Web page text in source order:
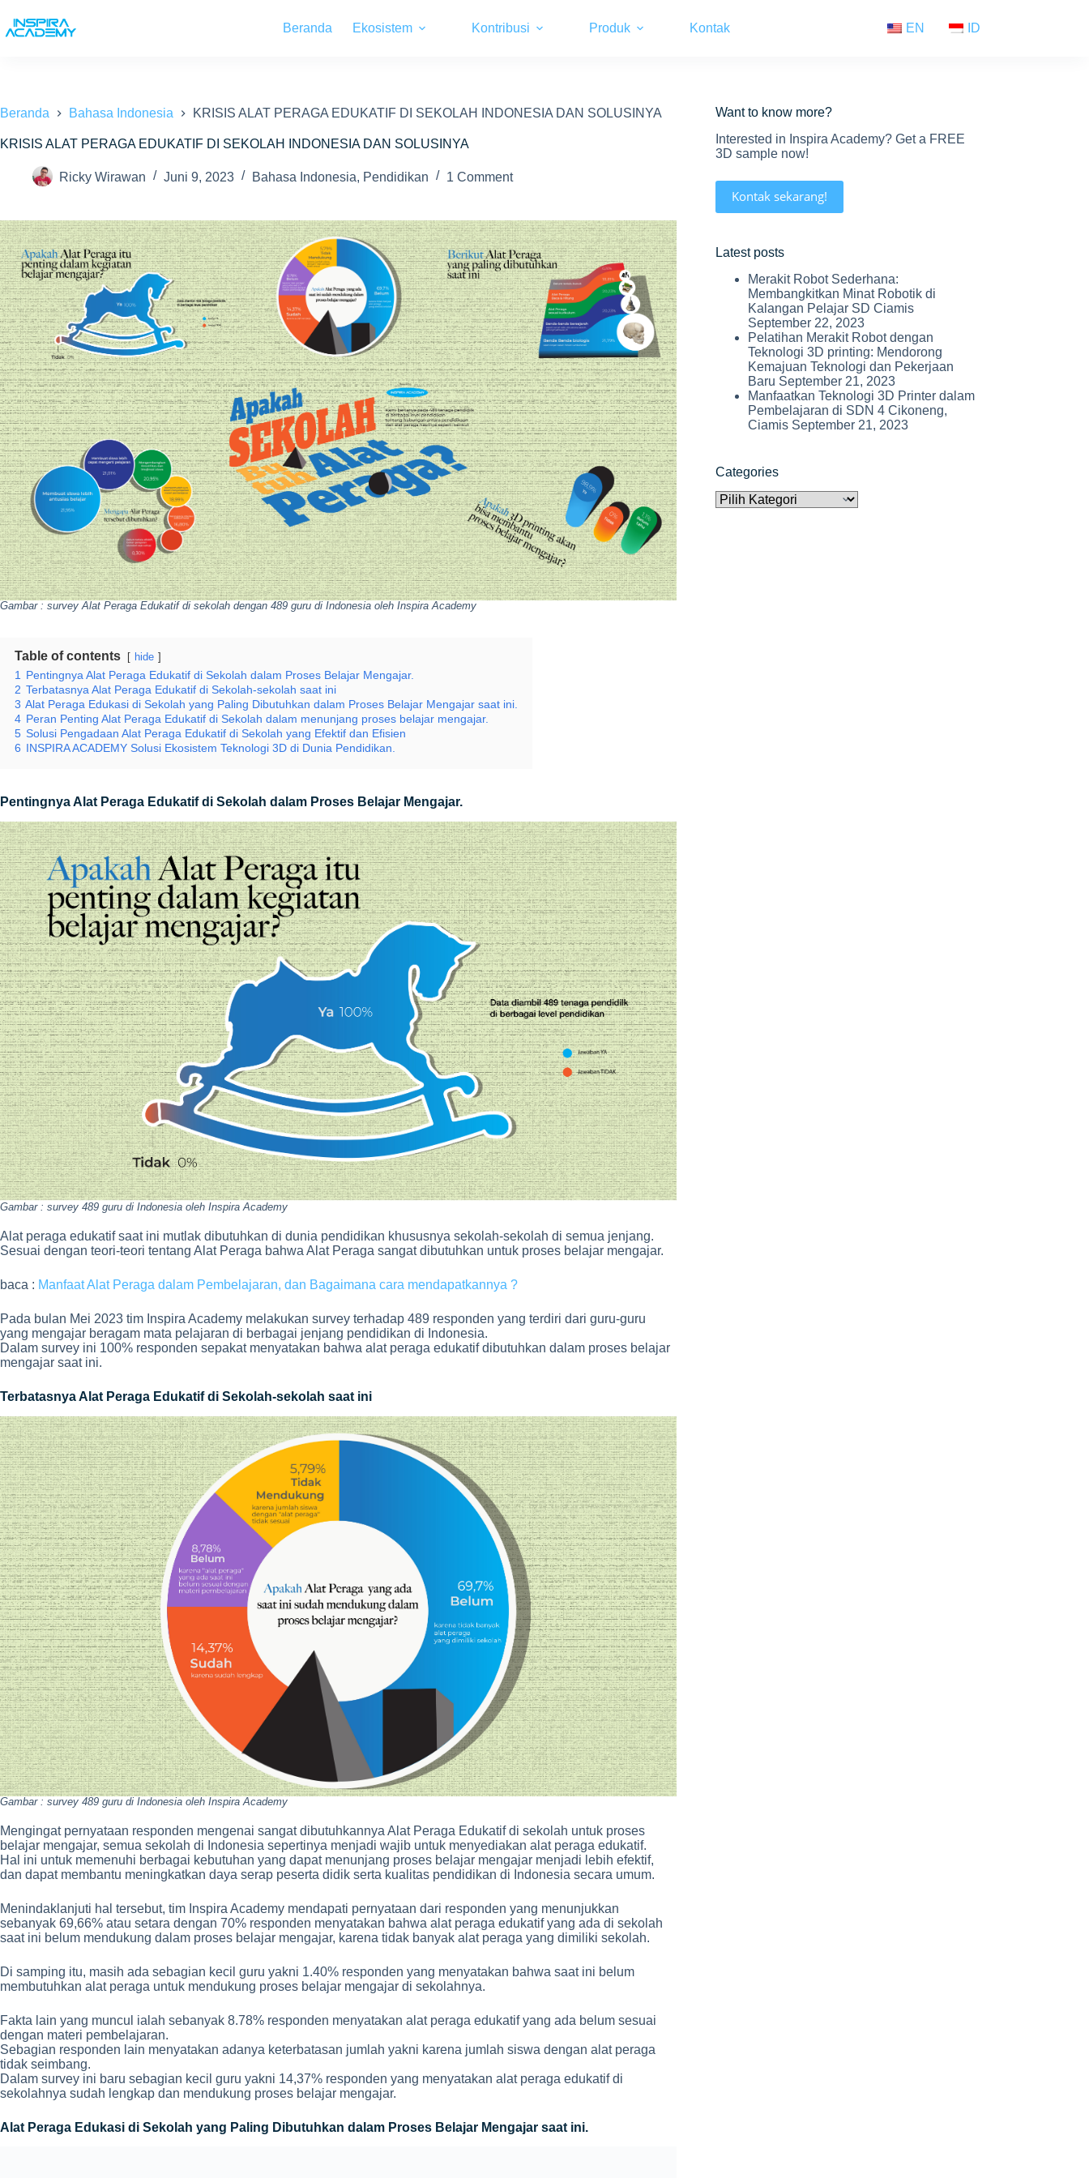
content
Beranda Ekosistem Kontribusi Produk Kontak EN ID
Beranda Bahasa Indonesia KRISIS ALAT PERAGA EDUKATIF DI SEKOLAH INDONESIA DAN SOLUSINYA
KRISIS ALAT PERAGA EDUKATIF DI SEKOLAH INDONESIA DAN SOLUSINYA
Ricky Wirawan Juni 9, 2023 Bahasa Indonesia, Pendidikan 1 Comment
Gambar : survey Alat Peraga Edukatif di sekolah dengan 489 guru di Indonesia oleh Inspira Academy
Table of contents hide
1 Pentingnya Alat Peraga Edukatif di Sekolah dalam Proses Belajar Mengajar.
2 Terbatasnya Alat Peraga Edukatif di Sekolah-sekolah saat ini
3 Alat Peraga Edukasi di Sekolah yang Paling Dibutuhkan dalam Proses Belajar Mengajar saat ini.
4 Peran Penting Alat Peraga Edukatif di Sekolah dalam menunjang proses belajar mengajar.
5 Solusi Pengadaan Alat Peraga Edukatif di Sekolah yang Efektif dan Efisien
6 INSPIRA ACADEMY Solusi Ekosistem Teknologi 3D di Dunia Pendidikan.
Pentingnya Alat Peraga Edukatif di Sekolah dalam Proses Belajar Mengajar.
Gambar : survey 489 guru di Indonesia oleh Inspira Academy
Alat peraga edukatif saat ini mutlak dibutuhkan di dunia pendidikan khususnya sekolah-sekolah di semua jenjang.
Sesuai dengan teori-teori tentang Alat Peraga bahwa Alat Peraga sangat dibutuhkan untuk proses belajar mengajar.
baca : Manfaat Alat Peraga dalam Pembelajaran, dan Bagaimana cara mendapatkannya ?
Pada bulan Mei 2023 tim Inspira Academy melakukan survey terhadap 489 responden yang terdiri dari guru-guru
yang mengajar beragam mata pelajaran di berbagai jenjang pendidikan di Indonesia.
Dalam survey ini 100% responden sepakat menyatakan bahwa alat peraga edukatif dibutuhkan dalam proses belajar
mengajar saat ini.
Terbatasnya Alat Peraga Edukatif di Sekolah-sekolah saat ini
Gambar : survey 489 guru di Indonesia oleh Inspira Academy
Mengingat pernyataan responden mengenai sangat dibutuhkannya Alat Peraga Edukatif di sekolah untuk proses
belajar mengajar, semua sekolah di Indonesia sepertinya menjadi wajib untuk menyediakan alat peraga edukatif.
Hal ini untuk memenuhi berbagai kebutuhan yang dapat menunjang proses belajar mengajar menjadi lebih efektif,
dan dapat membantu meningkatkan daya serap peserta didik serta kualitas pendidikan di Indonesia secara umum.
Menindaklanjuti hal tersebut, tim Inspira Academy mendapati pernyataan dari responden yang menunjukkan
sebanyak 69,66% atau setara dengan 70% responden menyatakan bahwa alat peraga edukatif yang ada di sekolah
saat ini belum mendukung dalam proses belajar mengajar, karena tidak banyak alat peraga yang dimiliki sekolah.
Di samping itu, masih ada sebagian kecil guru yakni 1.40% responden yang menyatakan bahwa saat ini belum
membutuhkan alat peraga untuk mendukung proses belajar mengajar di sekolahnya.
Fakta lain yang muncul ialah sebanyak 8.78% responden menyatakan alat peraga edukatif yang ada belum sesuai
dengan materi pembelajaran.
Sebagian responden lain menyatakan adanya keterbatasan jumlah yakni karena jumlah siswa dengan alat peraga
tidak seimbang.
Dalam survey ini baru sebagian kecil guru yakni 14,37% responden yang menyatakan alat peraga edukatif di
sekolahnya sudah lengkap dan mendukung proses belajar mengajar.
Alat Peraga Edukasi di Sekolah yang Paling Dibutuhkan dalam Proses Belajar Mengajar saat ini.
Want to know more?
Interested in Inspira Academy? Get a FREE
3D sample now!
Kontak sekarang!
Latest posts
Merakit Robot Sederhana:
Membangkitkan Minat Robotik di
Kalangan Pelajar SD Ciamis
September 22, 2023
Pelatihan Merakit Robot dengan
Teknologi 3D printing: Mendorong
Kemajuan Teknologi dan Pekerjaan
Baru September 21, 2023
Manfaatkan Teknologi 3D Printer dalam
Pembelajaran di SDN 4 Cikoneng,
Ciamis September 21, 2023
Categories
Categories